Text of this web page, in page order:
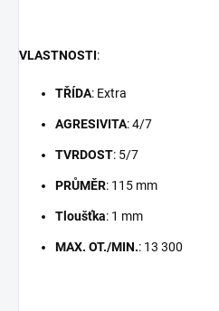
VLASTNOSTI:
TŘÍDA: Extra
AGRESIVITA: 4/7
TVRDOST: 5/7
PRŮMĚR: 115 mm
Tloušťka: 1 mm
MAX. OT./MIN.: 13 300